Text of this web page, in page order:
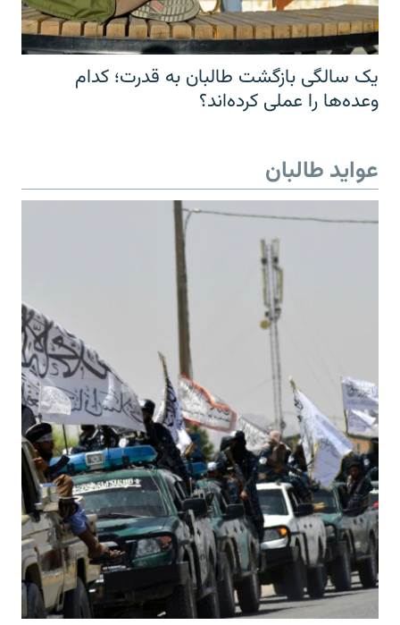
یک سالگی بازگشت طالبان به قدرت؛ کدام
وعده‌ها را عملی کرده‌اند؟
عواید طالبان